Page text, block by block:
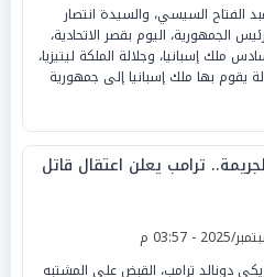
الفتاح السيسي، والسيدة انتصار
الجمهورية، اليوم بقصر الاتحادية،
ملك إسبانيا، وجلالة الملكة ليتيزيا،
يقوم بها ملك إسبانيا إلى جمهورية
ترامب يعلن اعتقال قاتل
دونالد ترامب، القبض على المشتبه